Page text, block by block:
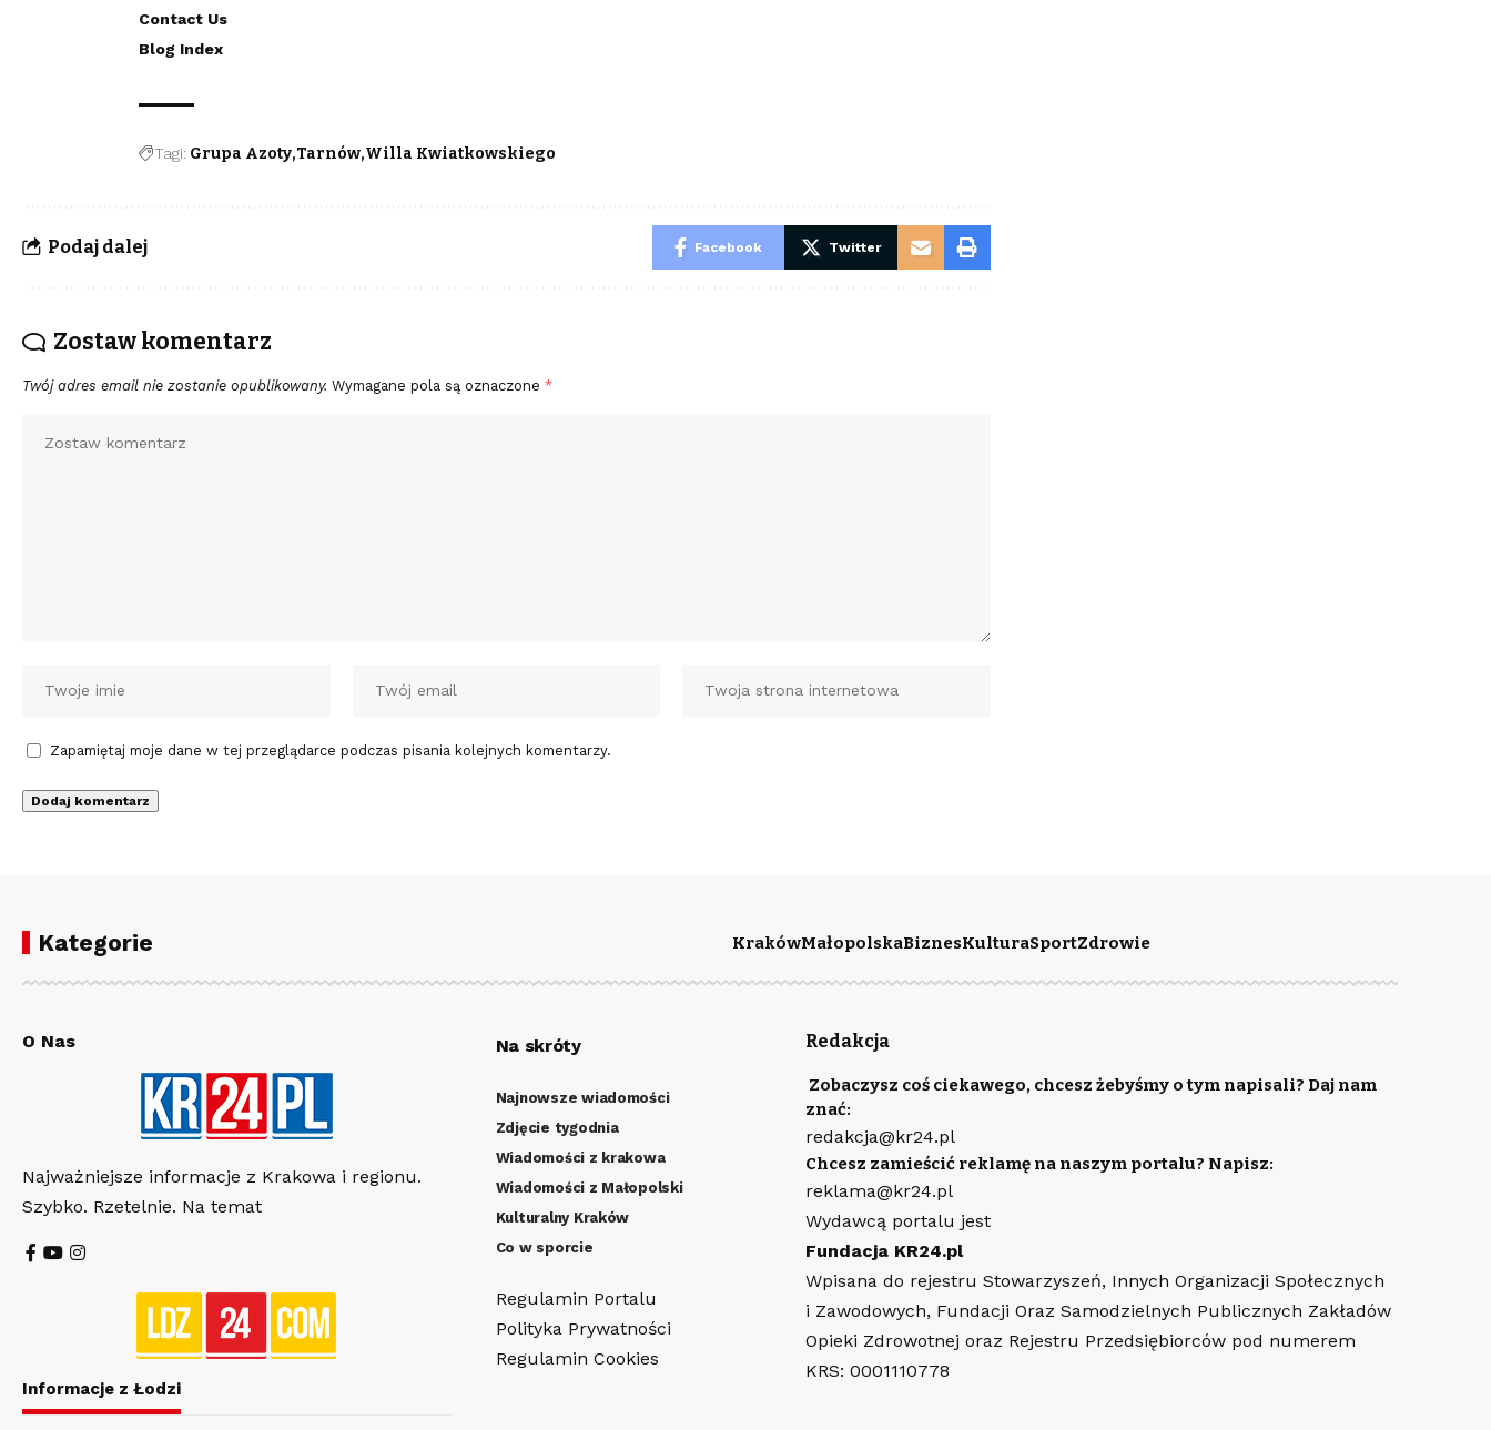
Contact Us
Blog Index
Tagi: Grupa Azoty Tarnów Willa Kwiatkowskiego
Podaj dalej Facebook Twitter
Zostaw komentarz
Twój adres email nie zostanie opublikowany. Wymagane pola są oznaczone *
Zapamiętaj moje dane w tej przeglądarce podczas pisania kolejnych komentarzy.
Kategorie KrakówMałopolskaBiznesKulturaSportZdrowie
O Nas
Najważniejsze informacje z Krakowa i regionu.
Szybko. Rzetelnie. Na temat
Informacje z Łodzi
Na skróty
Najnowsze wiadomości
Zdjęcie tygodnia
Wiadomości z krakowa
Wiadomości z Małopolski
Kulturalny Kraków
Co w sporcie
Regulamin Portalu
Polityka Prywatności
Regulamin Cookies
Redakcja
Zobaczysz coś ciekawego, chcesz żebyśmy o tym napisali? Daj nam
znać:
redakcja@kr24.pl
Chcesz zamieścić reklamę na naszym portalu? Napisz:
reklama@kr24.pl
Wydawcą portalu jest
Fundacja KR24.pl
Wpisana do rejestru Stowarzyszeń, Innych Organizacji Społecznych
i Zawodowych, Fundacji Oraz Samodzielnych Publicznych Zakładów
Opieki Zdrowotnej oraz Rejestru Przedsiębiorców pod numerem
KRS: 0001110778